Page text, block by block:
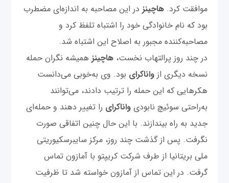
موافقت کرد.هاچینز در این مصاحبه به اندازه‌ای مضطرب
بود که نام خانوادگی خود را اشتباه تلفظ کرد و
مصاحبه‌کننده مجبور به اصلاح این اشتباه شد.
در چند روز پرالتهاب نخست،هاچینز همیشه نگران حمله‌
نسخه دیگری ازواناکرای بود. وی به‌خوبی می‌دانست
هکرهایی که این حمله را ترتیب دادند، می‌توانند
به‌راحتی سوئیچ نابودیواناکرای را تغییر دهند و حمله‌ای
جدید به راه بیندازند. با این حال چنین اتفاقی صورت
نگرفت. پس از گذشت چند روز، مرکز سایبرسکیوریتی
ملی بریتانیا از طرف شرکت کریپتو با آمازون تماس
گرفت. در این تماس از آمازون خواسته شد تا ظرفیت